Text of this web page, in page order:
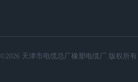
©2026 天津市电缆总厂橡塑电缆厂 版权所有